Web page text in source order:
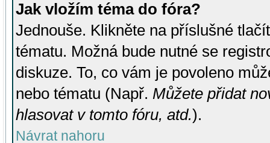
Jak vložím téma do fóra?
Jednouše. Klikněte na příslušné
tématu. Možná bude nutné se
diskuze. To, co vám je povoleno
nebo tématu (Např. Můžete přidat
hlasovat v tomto fóru, atd.).
Návrat nahoru